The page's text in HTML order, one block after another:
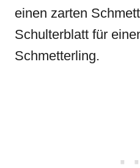
einen zarten
Schulterblatt für
Schmetterling.